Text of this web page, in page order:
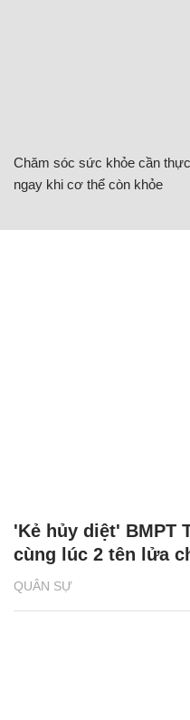
Chăm sóc sức khỏe cần
ngay khi cơ thể còn khỏe
QUÂN SỰ
'Kẻ hủy diệt' BMPT
cùng lúc 2 tên lửa